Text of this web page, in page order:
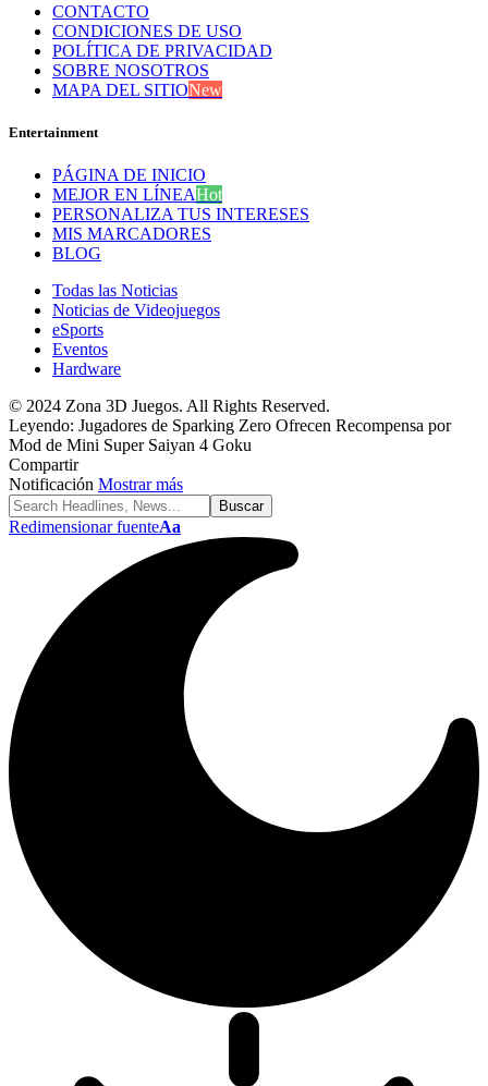
CONTACTO
CONDICIONES DE USO
POLÍTICA DE PRIVACIDAD
SOBRE NOSOTROS
MAPA DEL SITIONew
Entertainment
PÁGINA DE INICIO
MEJOR EN LÍNEAHot
PERSONALIZA TUS INTERESES
MIS MARCADORES
BLOG
Todas las Noticias
Noticias de Videojuegos
eSports
Eventos
Hardware
© 2024 Zona 3D Juegos. All Rights Reserved.
Leyendo: Jugadores de Sparking Zero Ofrecen Recompensa por
Mod de Mini Super Saiyan 4 Goku
Compartir
Notificación Mostrar más
Redimensionar fuenteAa